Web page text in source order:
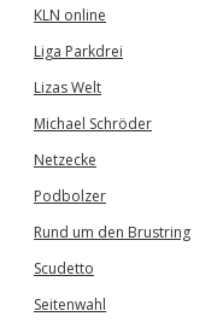
KLN online
Liga Parkdrei
Lizas Welt
Michael Schröder
Netzecke
Podbolzer
Rund um den Brustring
Scudetto
Seitenwahl